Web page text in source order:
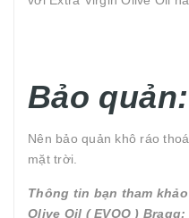
Bảo quản:
Nên bảo quản khô ráo
mặt trời.
Thông tin bạn tham
Olive Oil ( EVOO ) Bragg: